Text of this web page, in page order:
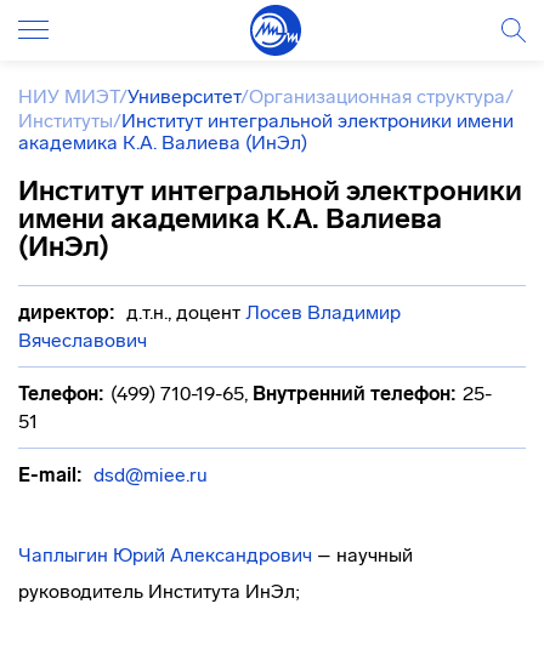
НИУ МИЭТ/Университет/Организационная структура/
Институты/Институт интегральной электроники имени
академика К.А. Валиева (ИнЭл)
Институт интегральной электроники
имени академика К.А. Валиева
(ИнЭл)
директор: д.т.н., доцент Лосев Владимир
Вячеславович
Телефон: (499) 710-19-65, Внутренний телефон: 25-
51
E-mail: dsd@miee.ru
Чаплыгин Юрий Александрович – научный
руководитель Института ИнЭл;